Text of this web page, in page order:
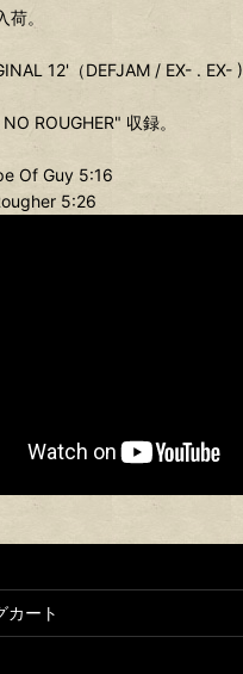
。
12'（DEFJAM / EX- . EX- )
ROUGHER" 収録。
Of Guy 5:16
5:26
カート